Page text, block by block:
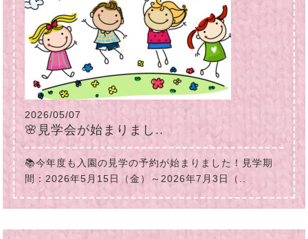
2026/05/07
🌸見学会が始まりまし..
📚今年度も入園の見学の予約が始まりました！見学期
間：2026年5月15日（金）～2026年7月3日（..